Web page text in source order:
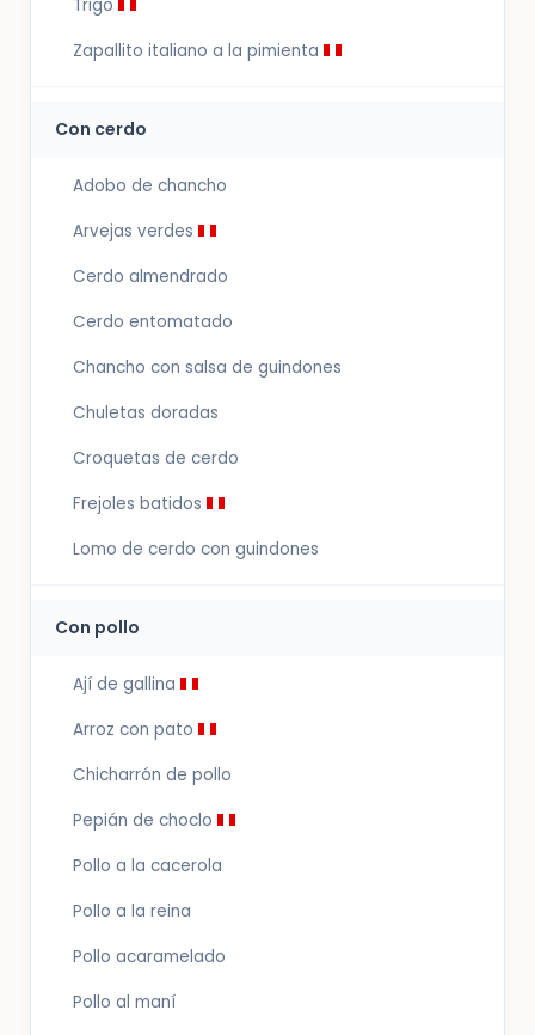
Trigo
Zapallito italiano a la pimienta
Con cerdo
Adobo de chancho
Arvejas verdes
Cerdo almendrado
Cerdo entomatado
Chancho con salsa de guindones
Chuletas doradas
Croquetas de cerdo
Frejoles batidos
Lomo de cerdo con guindones
Con pollo
Ají de gallina
Arroz con pato
Chicharrón de pollo
Pepián de choclo
Pollo a la cacerola
Pollo a la reina
Pollo acaramelado
Pollo al maní